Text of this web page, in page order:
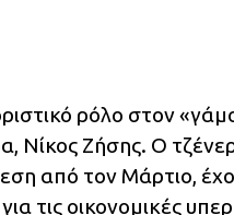
ρόλο στον
Νίκος Ζήσης. Ο
από τον Μάρτιο,
για τις οικονομικές